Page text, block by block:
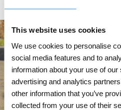
This website uses cookies
We use cookies to personalise
social media features and to
information about your use of our
advertising and analytics
other information that you’ve
collected from your use of their